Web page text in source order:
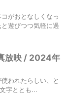
がおとなしくなっ
遊びつつ気軽に過
放映 / 2024年
われたらしい、と
字ととも...